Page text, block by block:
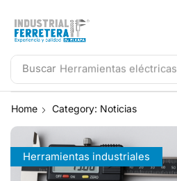
Buscar Herramientas eléctricas
Home Category: Noticias
Herramientas industriales